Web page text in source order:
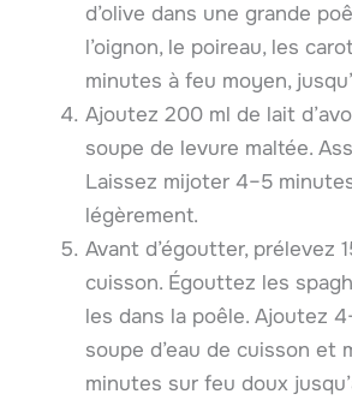
d’olive dans une grande
l’oignon, le poireau, les
minutes à feu moyen,
Ajoutez 200 ml de lait
soupe de levure maltée.
Laissez mijoter 4–5
légèrement.
Avant d’égoutter, prélevez
cuisson. Égouttez les
les dans la poêle. Ajoutez
soupe d’eau de cuisson et
minutes sur feu doux